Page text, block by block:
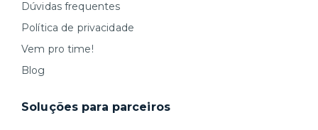
Dúvidas frequentes
Política de privacidade
Vem pro time!
Blog
Soluções para parceiros